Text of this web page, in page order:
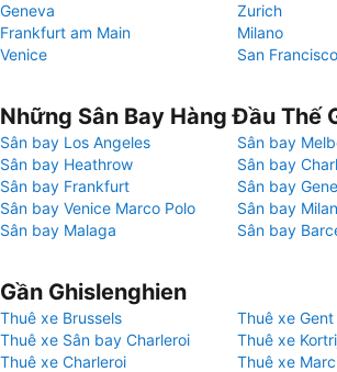
Geneva
Zurich
Frankfurt am Main
Milano
Venice
San Francisco
Những Sân Bay Hàng Đầu Thế
Sân bay Los Angeles
Sân bay
Sân bay Heathrow
Sân bay
Sân bay Frankfurt
Sân bay
Sân bay Venice Marco Polo
Sân bay
Sân bay Malaga
Sân bay
Gần Ghislenghien
Thuê xe Brussels
Thuê xe Gent
Thuê xe Sân bay Charleroi
Thuê xe
Thuê xe Charleroi
Thuê xe